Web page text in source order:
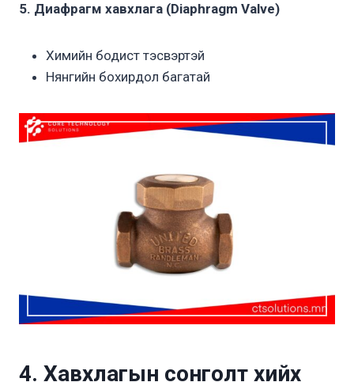
5. Диафрагм хавхлага (Diaphragm Valve)
Химийн бодист тэсвэртэй
Нянгийн бохирдол багатай
4. Хавхлагын сонголт хийх